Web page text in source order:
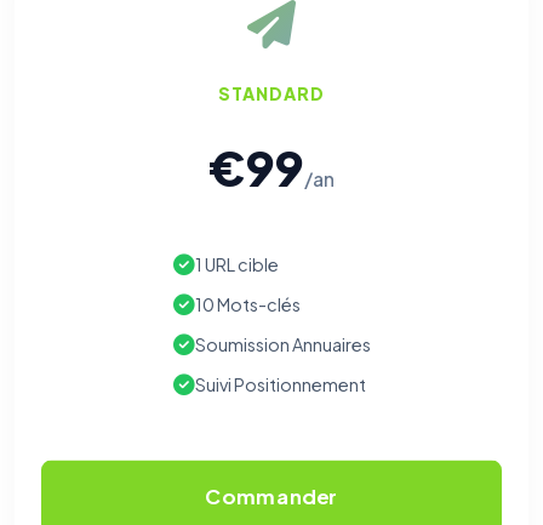
STANDARD
€99/an
1 URL cible
10 Mots-clés
Soumission Annuaires
Suivi Positionnement
Commander